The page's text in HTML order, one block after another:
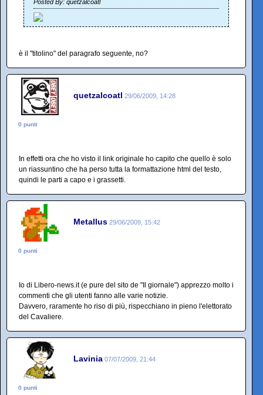
Posted By: quetzalcoatl
è il "titolino" del paragrafo seguente, no?
quetzalcoatl 29/06/2009, 14:28
0 punti
In effetti ora che ho visto il link originale ho capito che quello è solo
un riassuntino che ha perso tutta la formattazione html del testo,
quindi le parti a capo e i grassetti.
Metallus 29/06/2009, 15:42
0 punti
Io di Libero-news.it (e pure del sito de "Il giornale") apprezzo molto i
commenti che gli utenti fanno alle varie notizie.
Davvero, raramente ho riso di più, rispecchiano in pieno l'elettorato
del Cavaliere.
Lavinia 07/07/2009, 21:44
0 punti